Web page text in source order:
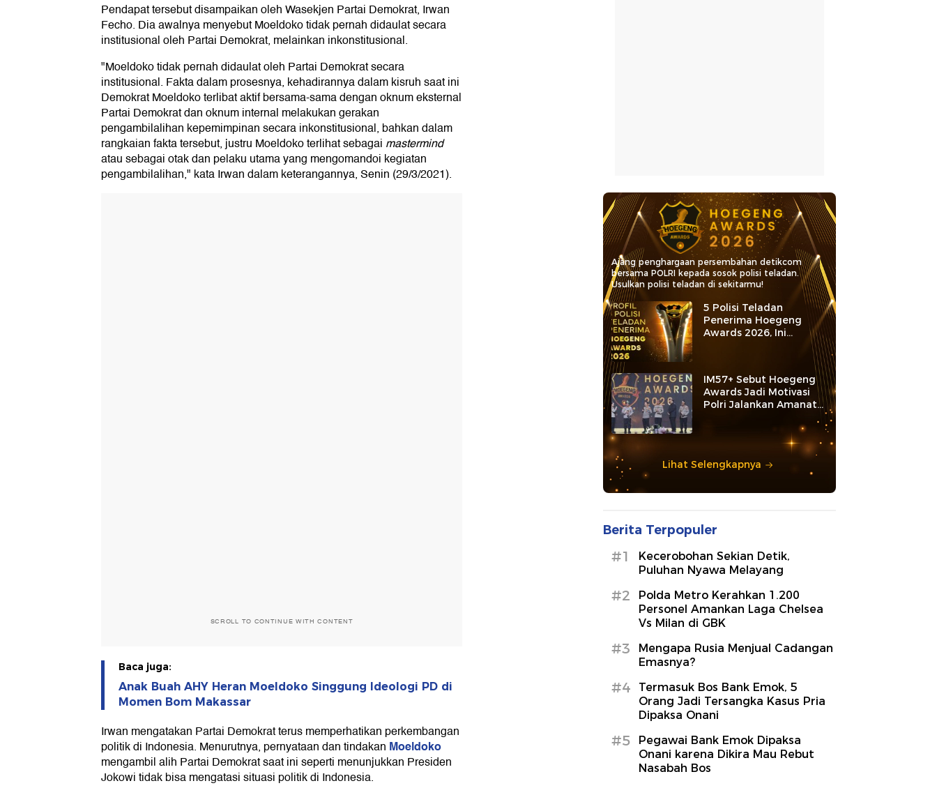
Pendapat tersebut disampaikan oleh Wasekjen Partai Demokrat, Irwan
Fecho. Dia awalnya menyebut Moeldoko tidak pernah didaulat secara
institusional oleh Partai Demokrat, melainkan inkonstitusional.
"Moeldoko tidak pernah didaulat oleh Partai Demokrat secara
institusional. Fakta dalam prosesnya, kehadirannya dalam kisruh saat ini
Demokrat Moeldoko terlibat aktif bersama-sama dengan oknum eksternal
Partai Demokrat dan oknum internal melakukan gerakan
pengambilalihan kepemimpinan secara inkonstitusional, bahkan dalam
rangkaian fakta tersebut, justru Moeldoko terlihat sebagai mastermind
atau sebagai otak dan pelaku utama yang mengomandoi kegiatan
pengambilalihan," kata Irwan dalam keterangannya, Senin (29/3/2021).
SCROLL TO CONTINUE WITH CONTENT
Baca juga:
Anak Buah AHY Heran Moeldoko Singgung Ideologi PD di
Momen Bom Makassar
Irwan mengatakan Partai Demokrat terus memperhatikan perkembangan
politik di Indonesia. Menurutnya, pernyataan dan tindakan Moeldoko
mengambil alih Partai Demokrat saat ini seperti menunjukkan Presiden
Jokowi tidak bisa mengatasi situasi politik di Indonesia.
Ajang penghargaan persembahan detikcom
bersama POLRI kepada sosok polisi teladan.
Usulkan polisi teladan di sekitarmu!
5 Polisi Teladan
Penerima Hoegeng
Awards 2026, Ini
Kategori dan Kiprahnya
IM57+ Sebut Hoegeng
Awards Jadi Motivasi
Polri Jalankan Amanat
Lihat Selengkapnya
Berita Terpopuler
#1
Kecerobohan Sekian Detik,
Puluhan Nyawa Melayang
#2
Polda Metro Kerahkan 1.200
Personel Amankan Laga Chelsea
Vs Milan di GBK
#3
Mengapa Rusia Menjual Cadangan
Emasnya?
#4
Termasuk Bos Bank Emok, 5
Orang Jadi Tersangka Kasus Pria
Dipaksa Onani
#5
Pegawai Bank Emok Dipaksa
Onani karena Dikira Mau Rebut
Nasabah Bos